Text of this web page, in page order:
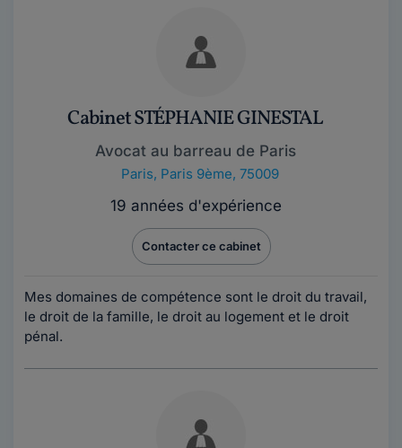
Cabinet STÉPHANIE GINESTAL
Avocat au barreau de Paris
Paris, Paris 9ème, 75009
19 années d'expérience
Contacter ce cabinet
Mes domaines de compétence sont le droit du travail,
le droit de la famille, le droit au logement et le droit
pénal.